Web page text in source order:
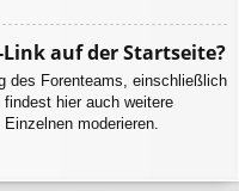
Link auf der Startseite?
des Forenteams, einschließlich
hier auch weitere
moderieren.